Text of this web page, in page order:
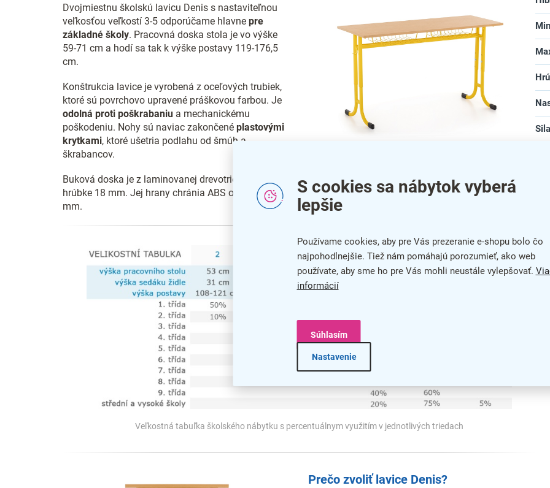
S cookies sa nábytok vyberá
lepšie
Používame cookies, aby pre Vás prezeranie e-shopu bolo čo
najpohodlnejšie. Tiež nám pomáhajú porozumieť, ako web
používate, aby sme ho pre Vás mohli neustále vylepšovať.
informácií
Nastavenie
Súhlasím
Dvojmiestnu školskú lavicu Denis s nastaviteľnou
veľkosťou veľkostí 3-5 odporúčame hlavne pre
základné školy. Pracovná doska stola je vo výške
59-71 cm a hodí sa tak k výške postavy 119-176,5
cm.
Konštrukcia lavice je vyrobená z oceľových trubiek,
ktoré sú povrchovo upravené práškovou farbou. Je
odolná proti poškrabaniu a mechanickému
poškodeniu. Nohy sú naviac zakončené plastovými
krytkami, ktoré ušetria podlahu od šmúh a
škrabancov.
Buková doska je z laminovanej drevotriesky o
hrúbke 18 mm. Jej hrany chránia ABS o hrúbke 2
mm.
Veľkostná tabuľka školského nábytku s percentuálnym využitím v jednotlivých triedach
Prečo zvoliť lavice Denis?